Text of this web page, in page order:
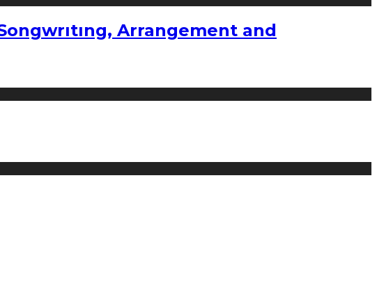
Arrangement and